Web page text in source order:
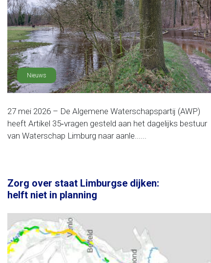
Nieuws
27 mei 2026 – De Algemene Waterschapspartij (AWP)
heeft Artikel 35‑vragen gesteld aan het dagelijks bestuur
van Waterschap Limburg naar aanle......
Zorg over staat Limburgse dijken:
helft niet in planning